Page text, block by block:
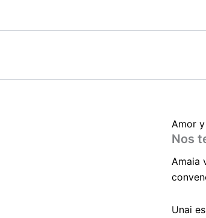
Amor
Nos
Amaia
Unai
cantidad